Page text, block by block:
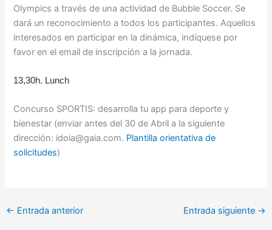
Olympics a través de una actividad de Bubble Soccer. Se
dará un reconocimiento a todos los participantes. Aquellos
interesados en participar en la dinámica, indíquese por
favor en el email de inscripción a la jornada.
13,30h. Lunch
Concurso SPORTIS: desarrolla tu app para deporte y
bienestar (enviar antes del 30 de Abril a la siguiente
dirección: idoia@gaia.com. Plantilla orientativa de
solicitudes)
← Entrada anterior Entrada siguiente →